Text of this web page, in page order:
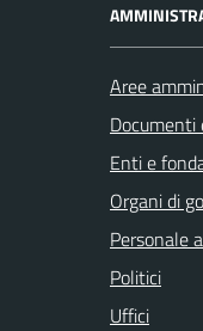
Aree
Documenti
Enti e
Organi di
Personale
Politici
Uffici